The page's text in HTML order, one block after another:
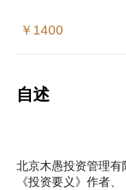
容易，知道几个基本
如果你是一名初学
攻守兼备的投资体
一些不太传统，但
￥1400
自述
北京木愚投资管理有
《投资要义》作者